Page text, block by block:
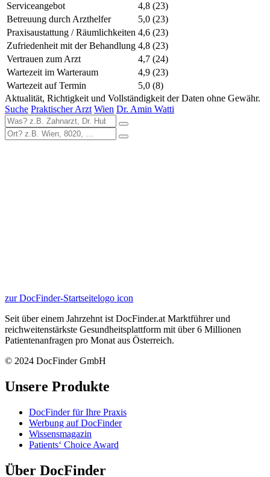
Serviceangebot
4,8 (23)
Betreuung durch Arzthelfer
5,0 (23)
Praxisaustattung / Räumlichkeiten 4,6 (23)
Zufriedenheit mit der Behandlung 4,8 (23)
Vertrauen zum Arzt
4,7 (24)
Wartezeit im Warteraum
4,9 (23)
Wartezeit auf Termin
5,0 (8)
Aktualität, Richtigkeit und Vollständigkeit der Daten ohne Gewähr.
Suche Praktischer Arzt Wien Dr. Amin Watti
zur DocFinder-Startseitelogo icon
Seit über einem Jahrzehnt ist DocFinder.at Marktführer und
reichweitenstärkste Gesundheitsplattform mit über 6 Millionen
Patientenanfragen pro Monat aus Österreich.
© 2024 DocFinder GmbH
Unsere Produkte
DocFinder für Ihre Praxis
Werbung auf DocFinder
Wissensmagazin
Patients‘ Choice Award
Über DocFinder